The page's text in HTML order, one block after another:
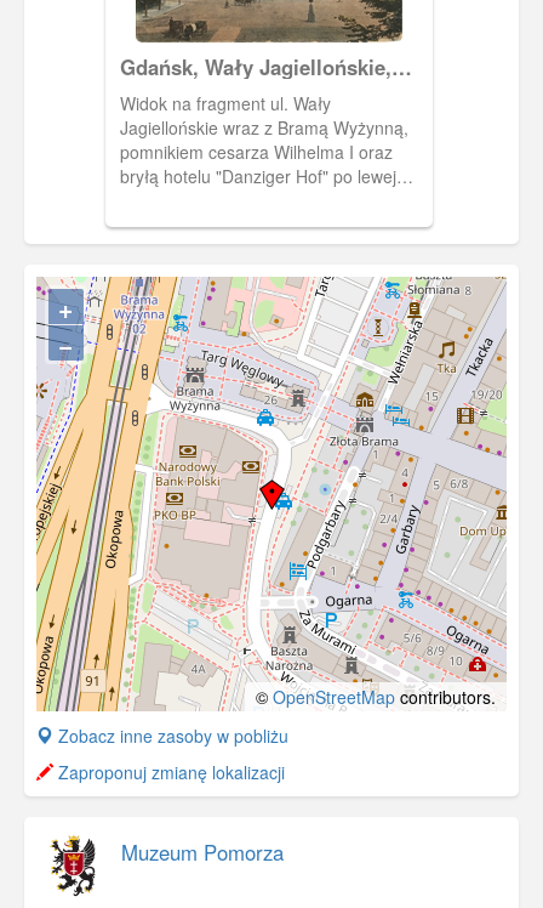
Gdańsk, Wały Jagiellońskie,
Danzig Dominikswall
Widok na fragment ul. Wały
Jagiellońskie wraz z Bramą Wyżynną,
pomnikiem cesarza Wilhelma I oraz
bryłą hotelu "Danziger Hof" po lewej
widoczna Wieża Więzienna.
+
−
© OpenStreetMap contributors.
+
−
Zobacz inne zasoby w pobliżu
Zaproponuj zmianę lokalizacji
Muzeum Pomorza